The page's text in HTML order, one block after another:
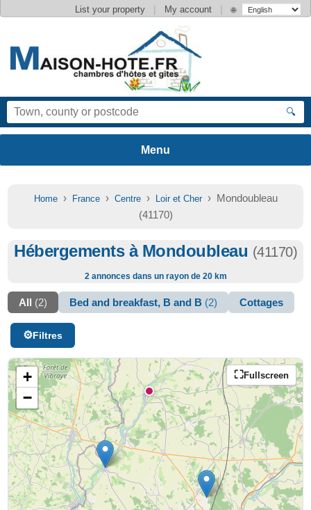
List your property | My account | 🌐
🔍
Home› France› Centre› Loir et Cher› Mondoubleau
(41170)
Hébergements à Mondoubleau (41170)
2 annonces dans un rayon de 20 km
All (2) Bed and breakfast, B and B (2) Cottages
Filtres
Fullscreen
+
−